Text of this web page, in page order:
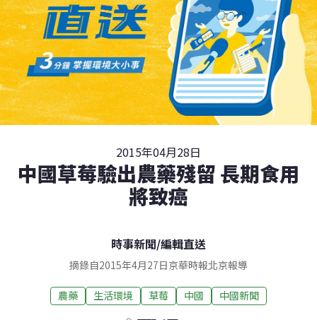
2015年04月28日
中國草莓驗出農藥殘留 長期食用
將致癌
時事新聞/編輯直送
摘錄自2015年4月27日京華時報北京報導
農藥 生活環境 草莓 中國 中國新聞